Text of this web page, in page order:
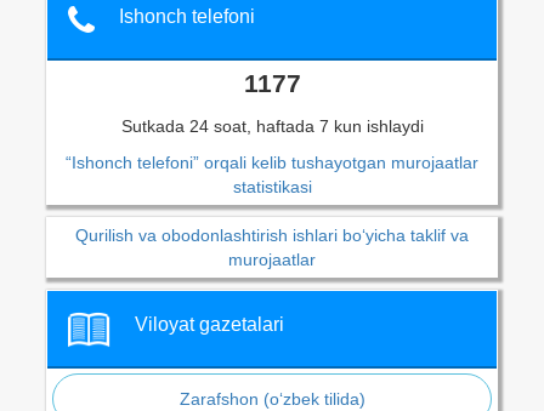
Ishonch telefoni
1177
Sutkada 24 soat, haftada 7 kun ishlaydi
“Ishonch telefoni” orqali kelib tushayotgan murojaatlar
statistikasi
Qurilish va obodonlashtirish ishlari bo‘yicha taklif va
murojaatlar
Viloyat gazetalari
Zarafshon (o‘zbek tilida)